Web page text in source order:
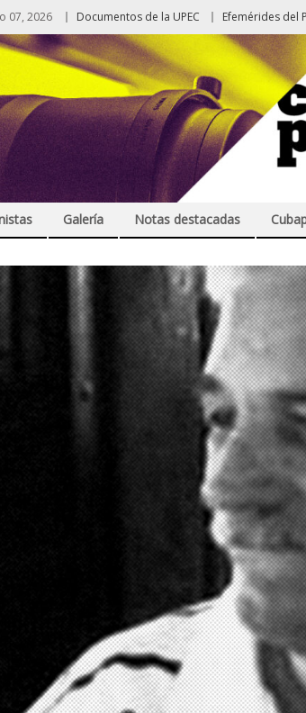
07, 2026 Documentos de la UPEC Efemérides del
Galería Notas destacadas